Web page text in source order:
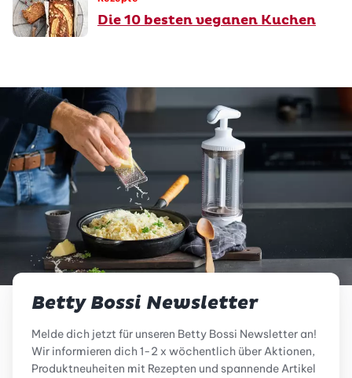
Die 10 besten veganen Kuchen
Betty Bossi Newsletter
Melde dich jetzt für unseren Betty Bossi Newsletter an!
Wir informieren dich 1-2 x wöchentlich über Aktionen,
Produktneuheiten mit Rezepten und spannende Artikel